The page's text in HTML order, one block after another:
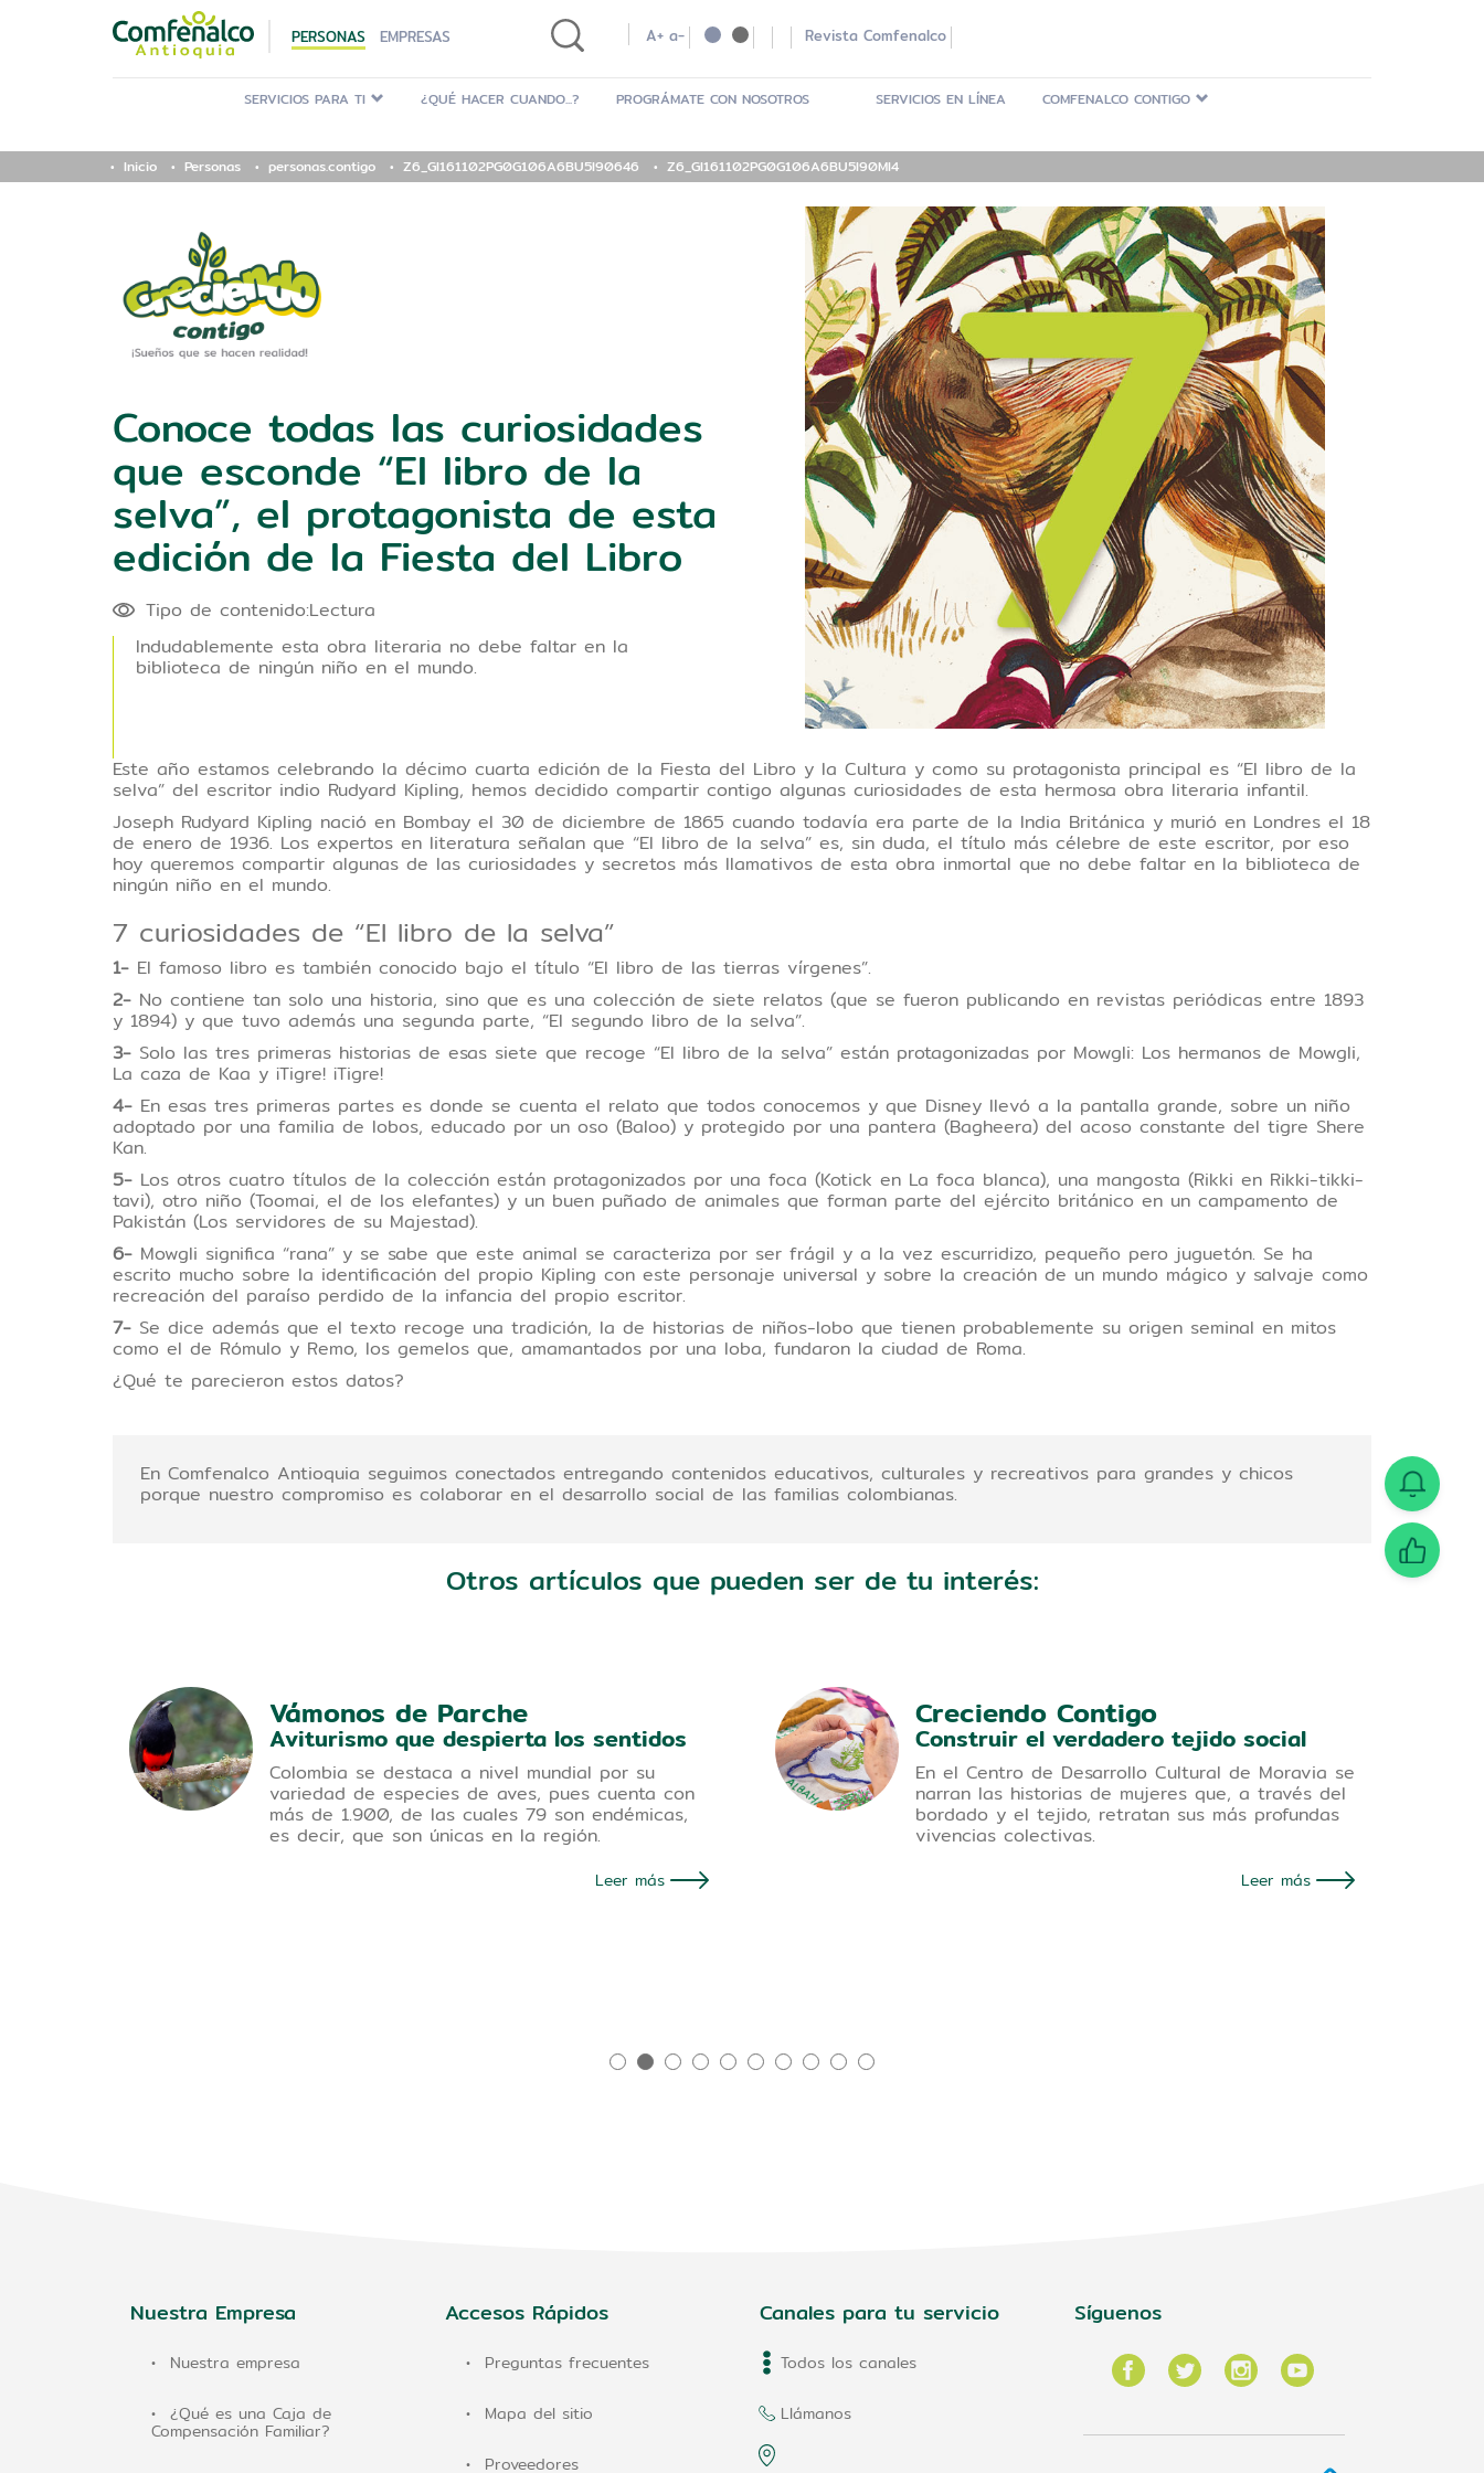
PERSONAS EMPRESAS A+ a- Revista Comfenalco
SERVICIOS PARA TI ¿QUÉ HACER CUANDO...? PROGRÁMATE CON NOSOTROS SERVICIOS EN LÍNEA COMFENALCO CONTIGO
Inicio Personas personas.contigo Z6_GI161102PG0G106A6BU5I90646 Z6_GI161102PG0G106A6BU5I90MI4
Conoce todas las curiosidades
que esconde “El libro de la
selva”, el protagonista de esta
edición de la Fiesta del Libro
Tipo de contenido:Lectura
Indudablemente esta obra literaria no debe faltar en la
biblioteca de ningún niño en el mundo.
Este año estamos celebrando la décimo cuarta edición de la Fiesta del Libro y la Cultura y como su protagonista principal es “El libro de la
selva” del escritor indio Rudyard Kipling, hemos decidido compartir contigo algunas curiosidades de esta hermosa obra literaria infantil.
Joseph Rudyard Kipling nació en Bombay el 30 de diciembre de 1865 cuando todavía era parte de la India Británica y murió en Londres el 18
de enero de 1936. Los expertos en literatura señalan que “El libro de la selva” es, sin duda, el título más célebre de este escritor, por eso
hoy queremos compartir algunas de las curiosidades y secretos más llamativos de esta obra inmortal que no debe faltar en la biblioteca de
ningún niño en el mundo.
7 curiosidades de “El libro de la selva”
1- El famoso libro es también conocido bajo el título “El libro de las tierras vírgenes”.
2- No contiene tan solo una historia, sino que es una colección de siete relatos (que se fueron publicando en revistas periódicas entre 1893
y 1894) y que tuvo además una segunda parte, “El segundo libro de la selva”.
3- Solo las tres primeras historias de esas siete que recoge “El libro de la selva” están protagonizadas por Mowgli: Los hermanos de Mowgli,
La caza de Kaa y ¡Tigre! ¡Tigre!
4- En esas tres primeras partes es donde se cuenta el relato que todos conocemos y que Disney llevó a la pantalla grande, sobre un niño
adoptado por una familia de lobos, educado por un oso (Baloo) y protegido por una pantera (Bagheera) del acoso constante del tigre Shere
Kan.
5- Los otros cuatro títulos de la colección están protagonizados por una foca (Kotick en La foca blanca), una mangosta (Rikki en Rikki-tikki-
tavi), otro niño (Toomai, el de los elefantes) y un buen puñado de animales que forman parte del ejército británico en un campamento de
Pakistán (Los servidores de su Majestad).
6- Mowgli significa “rana” y se sabe que este animal se caracteriza por ser frágil y a la vez escurridizo, pequeño pero juguetón. Se ha
escrito mucho sobre la identificación del propio Kipling con este personaje universal y sobre la creación de un mundo mágico y salvaje como
recreación del paraíso perdido de la infancia del propio escritor.
7- Se dice además que el texto recoge una tradición, la de historias de niños-lobo que tienen probablemente su origen seminal en mitos
como el de Rómulo y Remo, los gemelos que, amamantados por una loba, fundaron la ciudad de Roma.
¿Qué te parecieron estos datos?
En Comfenalco Antioquia seguimos conectados entregando contenidos educativos, culturales y recreativos para grandes y chicos
porque nuestro compromiso es colaborar en el desarrollo social de las familias colombianas.
Otros artículos que pueden ser de tu interés:
Vámonos de Parche
Aviturismo que despierta los sentidos
Colombia se destaca a nivel mundial por su
variedad de especies de aves, pues cuenta con
más de 1.900, de las cuales 79 son endémicas,
es decir, que son únicas en la región.
Leer más
Creciendo Contigo
Construir el verdadero tejido social
En el Centro de Desarrollo Cultural de Moravia se
narran las historias de mujeres que, a través del
bordado y el tejido, retratan sus más profundas
vivencias colectivas.
Leer más
Nuestra Empresa
Nuestra empresa
¿Qué es una Caja de
Compensación Familiar?
Accesos Rápidos
Preguntas frecuentes
Mapa del sitio
Proveedores
Canales para tu servicio
Todos los canales
Llámanos
Síguenos